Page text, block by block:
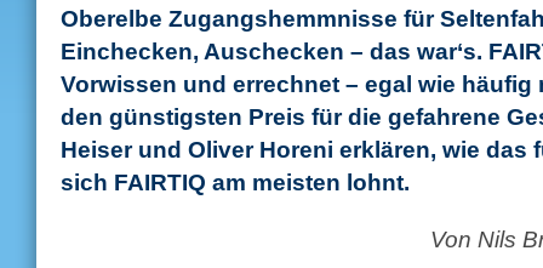
Oberelbe Zugangshemmnisse für
Einchecken, Auschecken – das war‘s.
Vorwissen und errechnet – egal wie häufig
den günstigsten Preis für die gefahrene
Heiser und Oliver Horeni erklären, wie das
sich FAIRTIQ am meisten lohnt.
Von Nils